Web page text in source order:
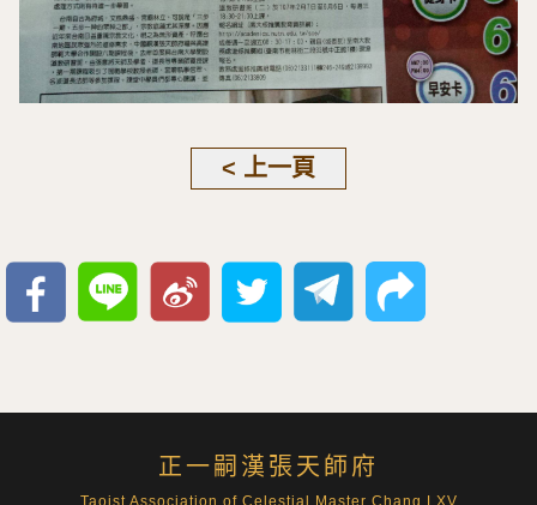
< 上一頁
正一嗣漢張天師府